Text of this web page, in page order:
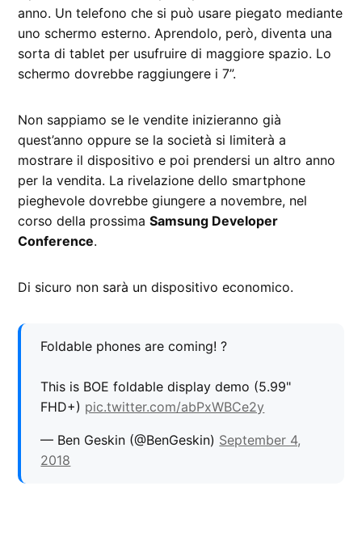
anno. Un telefono che si può usare piegato mediante
uno schermo esterno. Aprendolo, però, diventa una
sorta di tablet per usufruire di maggiore spazio. Lo
schermo dovrebbe raggiungere i 7”.
Non sappiamo se le vendite inizieranno già
quest’anno oppure se la società si limiterà a
mostrare il dispositivo e poi prendersi un altro anno
per la vendita. La rivelazione dello smartphone
pieghevole dovrebbe giungere a novembre, nel
corso della prossimaSamsung Developer
Conference.
Di sicuro non sarà un dispositivo economico.
Foldable phones are coming! ?
This is BOE foldable display demo (5.99"
FHD+) pic.twitter.com/abPxWBCe2y
— Ben Geskin (@BenGeskin) September 4,
2018